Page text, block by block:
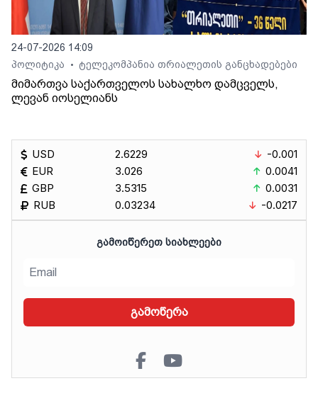
24-07-2026 14:09
პოლიტიკა
• ტელეკომპანია თრიალეთის განცხადებები
მიმართვა საქართველოს სახალხო დამცველს,
ლევან იოსელიანს
USD
EUR
GBP
RUB
2.6229
3.026
3.5315
0.03234
-0.001
0.0041
0.0031
-0.0217
ᲒᲐᲛᲝᲘᲬᲔᲠᲔᲗ ᲡᲘᲐᲮᲚᲔᲔᲑᲘ
გამოწერა